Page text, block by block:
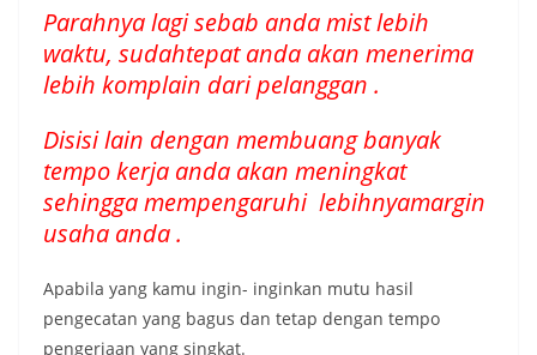
Parahnya lagi sebab anda mist lebih
waktu, sudahtepat anda akan menerima
lebih komplain dari pelanggan .
Disisi lain dengan membuang banyak
tempo kerja anda akan meningkat
sehingga mempengaruhi lebihnyamargin
usaha anda .
Apabila yang kamu ingin- inginkan mutu hasil
pengecatan yang bagus dan tetap dengan tempo
pengerjaan yang singkat.